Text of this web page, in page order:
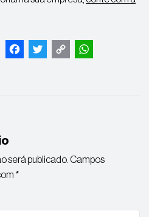
FacebookTwitterCopy
WhatsApp
será publicado. Campos
*